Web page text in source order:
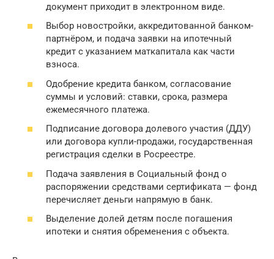
документ приходит в электронном виде.
Выбор новостройки, аккредитованной банком-
партнёром, и подача заявки на ипотечный
кредит с указанием маткапитала как части
взноса.
Одобрение кредита банком, согласование
суммы и условий: ставки, срока, размера
ежемесячного платежа.
Подписание договора долевого участия (ДДУ)
или договора купли-продажи, государственная
регистрация сделки в Росреестре.
Подача заявления в Социальный фонд о
распоряжении средствами сертификата — фонд
перечисляет деньги напрямую в банк.
Выделение долей детям после погашения
ипотеки и снятия обременения с объекта.